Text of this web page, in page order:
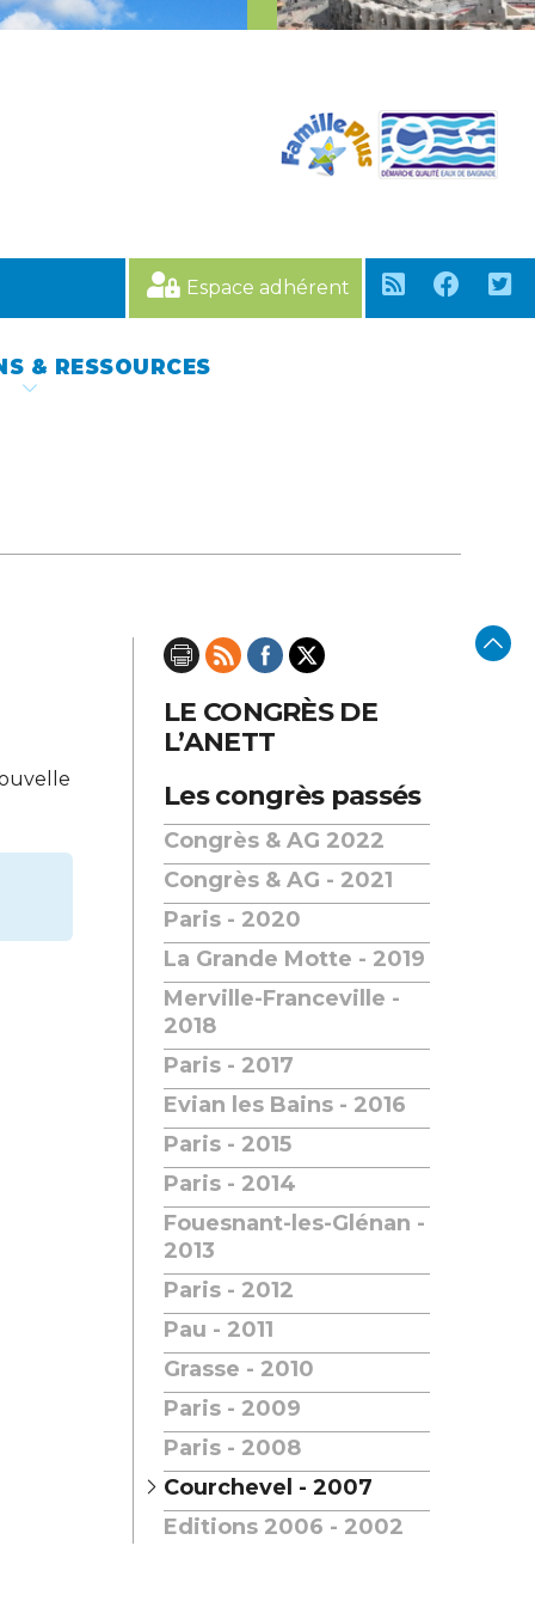
Espace adhérent
& RESSOURCES
LE CONGRÈS DE
L’ANETT
Les congrès passés
Congrès & AG 2022
Congrès & AG - 2021
Paris - 2020
La Grande Motte - 2019
Merville-Franceville -
2018
Paris - 2017
Evian les Bains - 2016
Paris - 2015
Paris - 2014
Fouesnant-les-Glénan -
2013
Paris - 2012
Pau - 2011
Grasse - 2010
Paris - 2009
Paris - 2008
Courchevel - 2007
Editions 2006 - 2002